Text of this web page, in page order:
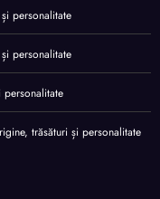
personalitate
personalitate
personalitate
trăsături și personalitate